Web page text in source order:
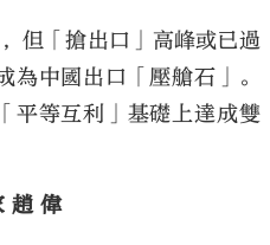
但「搶出口」高峰或已過
中國出口「壓艙石」。
平等互利」基礎上達成雙
趙 偉